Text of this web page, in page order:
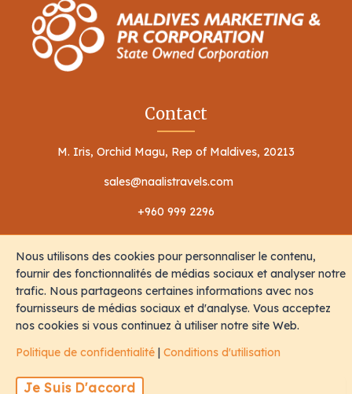
Contact
M. Iris, Orchid Magu, Rep of Maldives, 20213
sales@naalistravels.com
+960 999 2296
Conditions d'utilisation Politique de confidentialité
Nous utilisons des cookies pour personnaliser le contenu,
fournir des fonctionnalités de médias sociaux et analyser notre
trafic. Nous partageons certaines informations avec nos
fournisseurs de médias sociaux et d'analyse. Vous acceptez
nos cookies si vous continuez à utiliser notre site Web.
Politique de confidentialité | Conditions d'utilisation
Je Suis D'accord